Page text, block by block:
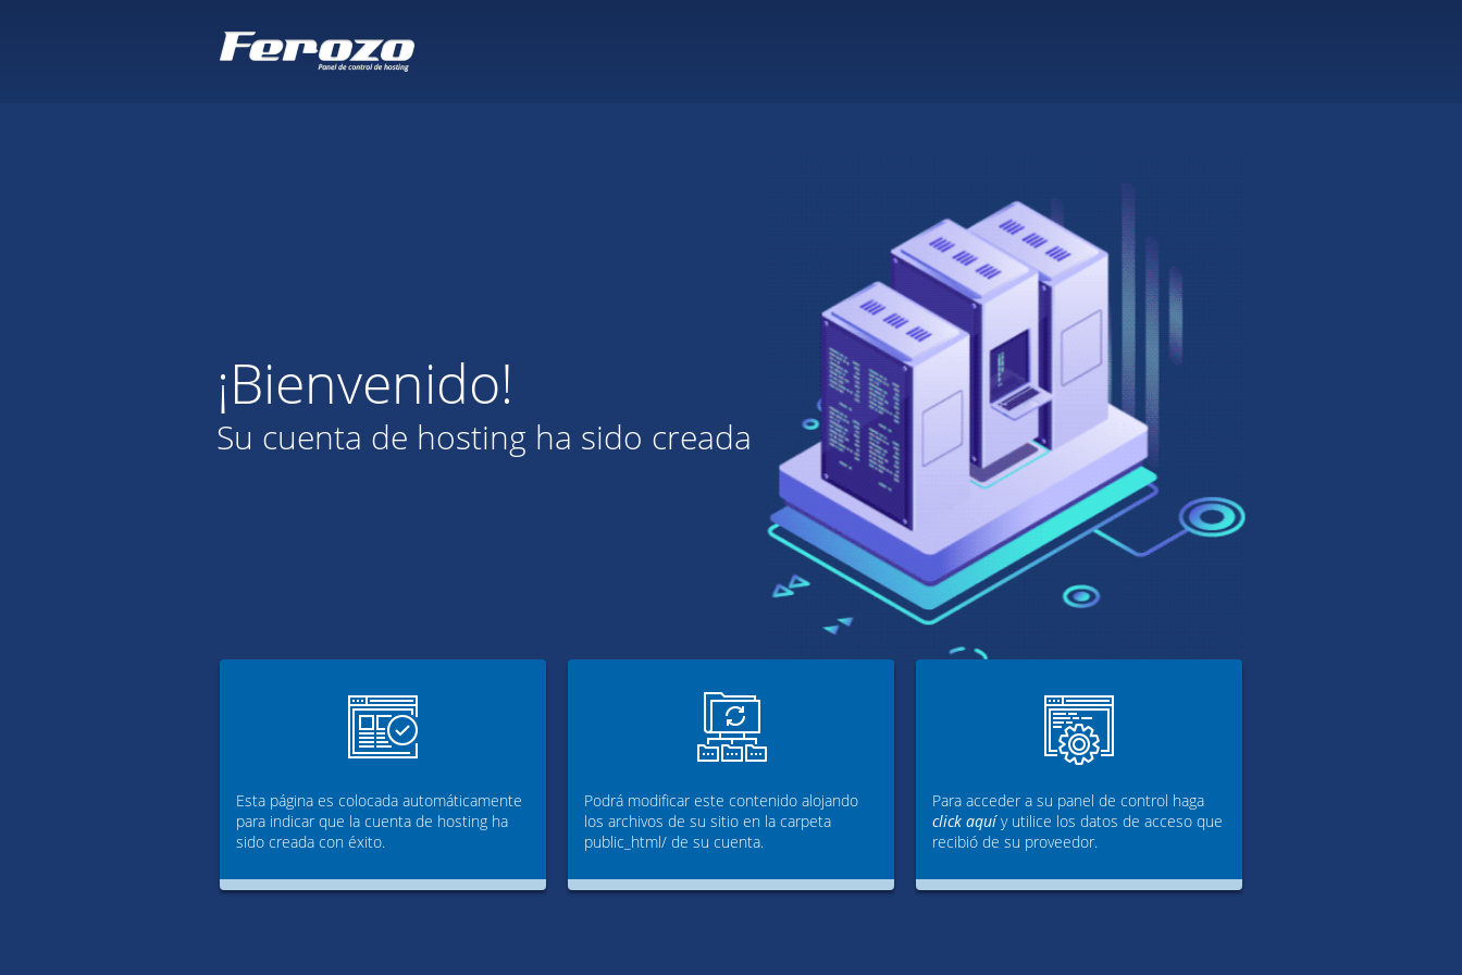
¡Bienvenido!
Su cuenta de hosting ha sido creada
Esta página es colocada automáticamente
para indicar que la cuenta de hosting ha
sido creada con éxito.
Podrá modificar este contenido alojando
los archivos de su sitio en la carpeta
public_html/ de su cuenta.
Para acceder a su panel de control haga
click aquíy utilice los datos de acceso que
recibió de su proveedor.